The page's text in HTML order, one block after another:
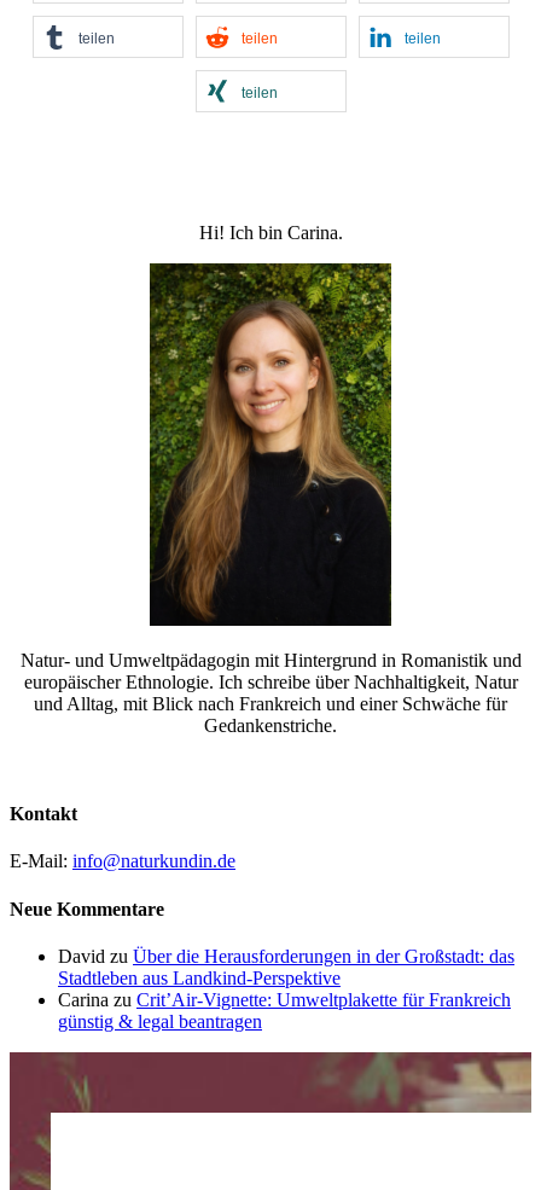
teilen teilen teilen
teilen
Hi! Ich bin Carina.
Natur- und Umweltpädagogin mit Hintergrund in Romanistik und
europäischer Ethnologie. Ich schreibe über Nachhaltigkeit, Natur
und Alltag, mit Blick nach Frankreich und einer Schwäche für
Gedankenstriche.
Kontakt
E-Mail: info@naturkundin.de
Neue Kommentare
David zu Über die Herausforderungen in der Großstadt: das
Stadtleben aus Landkind-Perspektive
Carina zu Crit’Air-Vignette: Umweltplakette für Frankreich
günstig & legal beantragen